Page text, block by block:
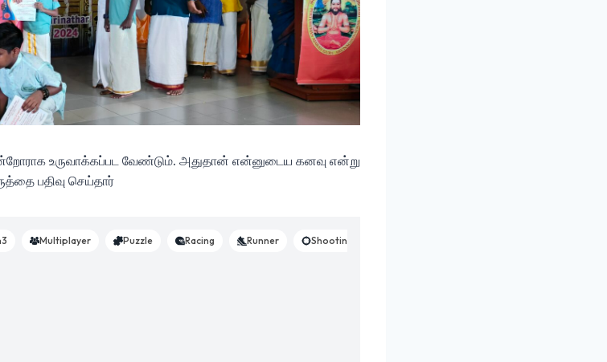
உருவாக்கப்பட வேண்டும். அதுதான் என்னுடைய கனவு என்று
பதிவு செய்தார்